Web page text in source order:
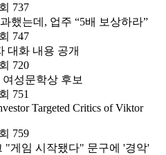
737
했는데, 업주 “5배 보상하라”
747
대화 내용 공개
720
성문학상 후보
751
Targeted Critics of Viktor
759
"게임 시작됐다" 문구에 '경악'